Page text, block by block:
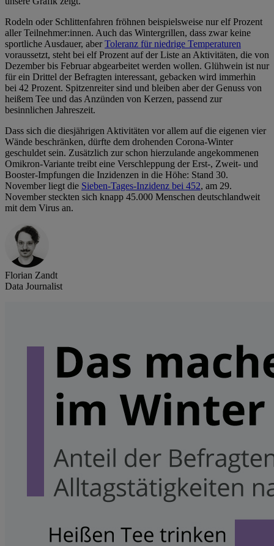
Rodeln oder Schlittenfahren fröhnen beispielsweise nur elf Prozent
aller Teilnehmer:innen. Auch das Wintergrillen, dass zwar keine
sportliche Ausdauer, aberToleranz für niedrige Temperaturen
voraussetzt, steht bei elf Prozent auf der Liste an Aktivitäten, die von
Dezember bis Februar abgearbeitet werden wollen. Glühwein ist nur
für ein Drittel der Befragten interessant, gebacken wird immerhin
bei 42 Prozent. Spitzenreiter sind und bleiben aber der Genuss von
heißem Tee und das Anzünden von Kerzen, passend zur
besinnlichen Jahreszeit.
Dass sich die diesjährigen Aktivitäten vor allem auf die eigenen vier
Wände beschränken, dürfte dem drohenden Corona-Winter
geschuldet sein. Zusätzlich zur schon hierzulande angekommenen
Omikron-Variante treibt eine Verschleppung der Erst-, Zweit- und
Booster-Impfungen die Inzidenzen in die Höhe: Stand 30.
November liegt die Sieben-Tages-Inzidenz bei 452, am 29.
November steckten sich knapp 45.000 Menschen deutschlandweit
mit dem Virus an.
Florian Zandt
Data Journalist